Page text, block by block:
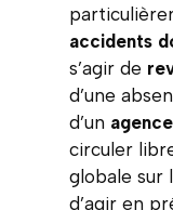
accidents
s’agir de
d’une
d’un
circuler
globale sur
d’agir en